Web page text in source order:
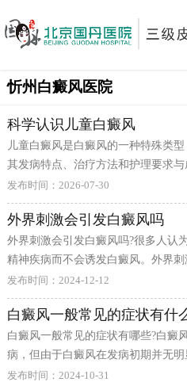
忻州白癜风医院
科学认识儿童白癜风
儿童白癜风是白癜风的一种特殊类
其发病特点、治疗方法和护理要求
给予特别的关注和精心照顾。儿童患
化，确保安全有效。 儿童白癜风的
境污染、生活压力增加、饮食习惯改
见于面部、颈部等暴露部位，对儿
大，需要家长及时关注和干预，避免
治疗应更加谨慎。由于儿童身体发
长发育产生影响。因此，治疗时应
部用药、光疗等，避免使用可能影
有效，保护儿童健康。 家长的心理
孩子可能因为白斑而受到同伴的不
予充分的关爱和支持，帮助孩子建立
发布时间：2026-07-30
外界刺激会引发白癜风吗
外界刺激会引发白癜风吗?很多人认
精神疾病而不会诱发白癜风。外界刺
发布时间：2024-12-12
白癜风一般常见的症状有什
白癜风一般常见的症状有哪些?白癜
病，但由于白癜风在发病初期并无
者往往容易忽略了白癜风而错过治
发布时间：2024-10-31